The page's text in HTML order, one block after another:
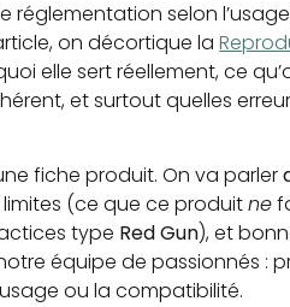
selon
on décortique la
elle sert réellement, ce
et surtout quelles
fiche produit. On va parler
(ce que ce produitne
type Red Gun), et
équipe de passionnés :
ou la compatibilité.